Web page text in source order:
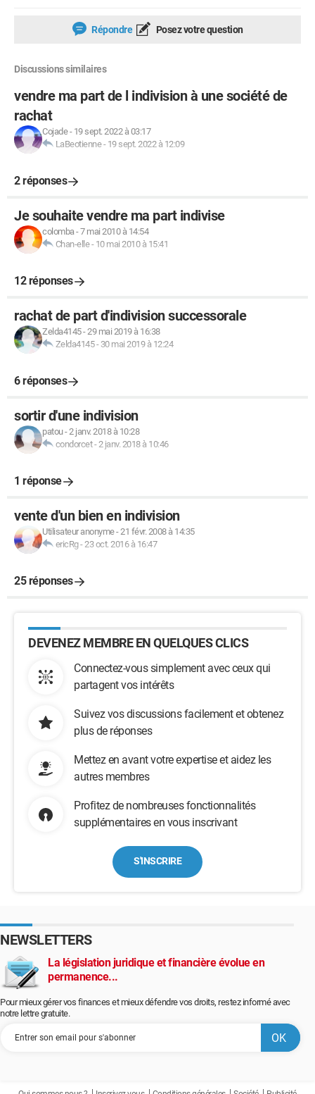
Répondre Posez votre question
Discussions similaires
vendre ma part de l indivision à une société de
rachat
Cojade- 19 sept. 2022 à 03:17
LaBeotienne- 19 sept. 2022 à 12:09
2 réponses
Je souhaite vendre ma part indivise
colomba-7 mai 2010 à 14:54
Chan-elle- 10 mai 2010 à 15:41
12 réponses
rachat de part d'indivision successorale
Zelda4145-29 mai 2019 à 16:38
Zelda4145- 30 mai 2019 à 12:24
6 réponses
sortir d'une indivision
patou-2 janv. 2018 à 10:28
condorcet-2 janv. 2018 à 10:46
1 réponse
vente d'un bien en indivision
Utilisateur anonyme-21 févr. 2008 à 14:35
ericRg-23 oct. 2016 à 16:47
25 réponses
DEVENEZ MEMBRE EN QUELQUES CLICS
Connectez-vous simplement avec ceux qui
partagent vos intérêts
Suivez vos discussions facilement et obtenez
plus de réponses
Mettez en avant votre expertise et aidez les
autres membres
Profitez de nombreuses fonctionnalités
supplémentaires en vous inscrivant
S'INSCRIRE
NEWSLETTERS
La législation juridique et financière évolue en
permanence...
Pour mieux gérer vos finances et mieux défendre vos droits, restez informé avec
notre lettre gratuite.